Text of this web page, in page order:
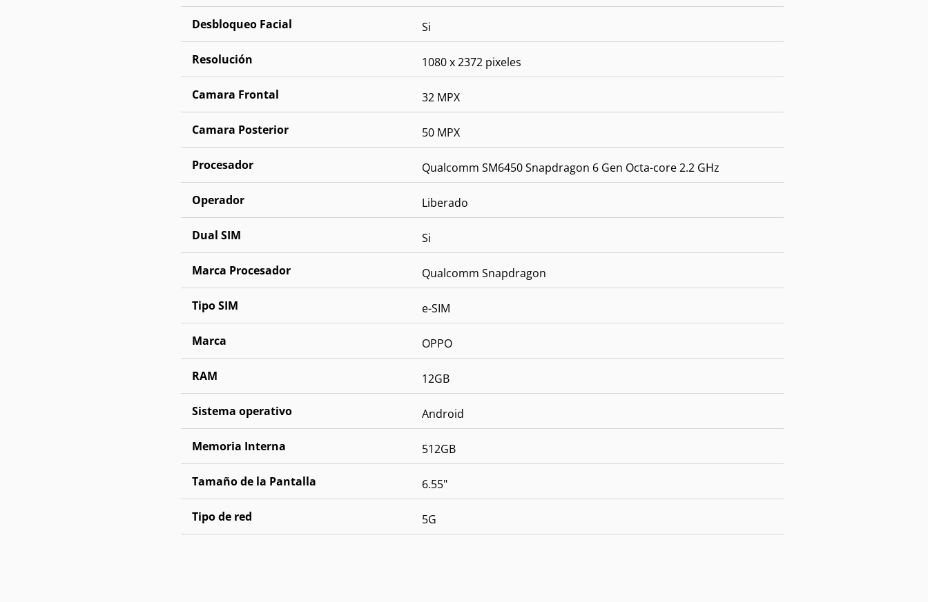
Desbloqueo Facial Si
Resolución 1080 x 2372 pixeles
Camara Frontal 32 MPX
Camara Posterior 50 MPX
Procesador Qualcomm SM6450 Snapdragon 6 Gen Octa-core 2.2 GHz
Operador Liberado
Dual SIM Si
Marca Procesador Qualcomm Snapdragon
Tipo SIM e-SIM
Marca OPPO
RAM 12GB
Sistema operativo Android
Memoria Interna 512GB
Tamaño de la Pantalla 6.55"
Tipo de red 5G